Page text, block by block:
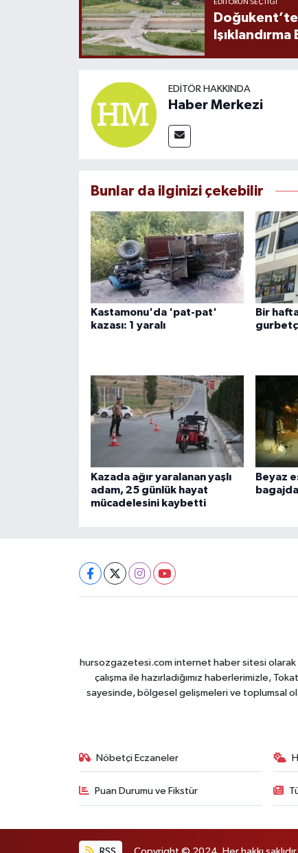
EDITÖRÜN SEÇTIĞI
EDITÖR HAKKINDA
Haber Merkezi
Bunlar da ilginizi çekebilir
Kastamonu'da 'pat-pat'
kazası: 1 yaralı
Bir
Kazada ağır yaralanan yaşlı
adam, 25 günlük hayat
mücadelesini kaybetti
Beyaz
bagajda
hursozgazetesi.com internet haber sitesi olarak
çalışma ile hazırladığımız haberlerimizle,
sayesinde, bölgesel gelişmeleri ve toplumsal
Nöbetçi Eczaneler
Puan Durumu ve Fikstür